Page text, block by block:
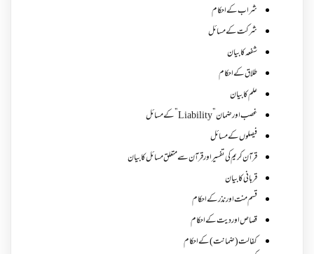
شراب کے احکام
شرکت کے مسائل
شفعہ کا بیان
طلاق کے احکام
علم کا بیان
غصب اورضمان”Liability” کے مسائل
فیصلوں کے مسائل
قرآن کریم کی تفسیر اور قرآن سے متعلق مسائل کا بیان
قربانی کا بیان
قسم منت اور نذر کے احکام
قصاص اور دیت کے احکام
کفالت (ضمانت) کے احکام